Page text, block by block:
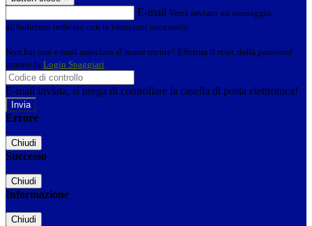
E-mail Verrà inviato un messaggio
all'indirizzo indicato con le istruzioni necessarie.
Non hai una e-mail associata al nome utente? Effettua il reset della password
tramite la Login Spaggiari
E-mail inviata, si prega di controllare la casella di posta elettronica!
Errore
Chiudi
Successo
Chiudi
Informazione
Chiudi